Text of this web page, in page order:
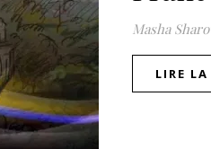
Masha
LIRE